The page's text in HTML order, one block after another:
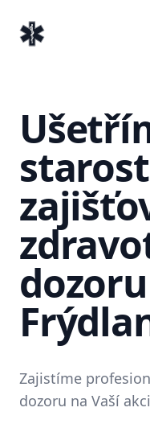
EventMedic.cz
Zajistíme
dozoru na Vaší